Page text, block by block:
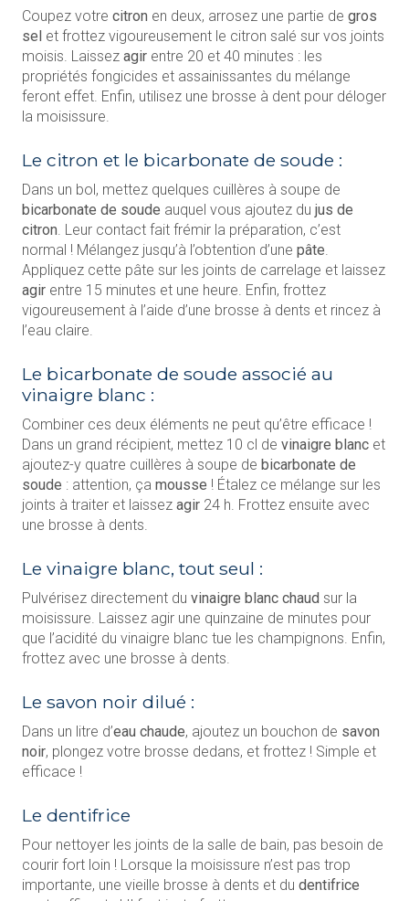
Coupez votre citron en deux, arrosez une partie de gros
sel et frottez vigoureusement le citron salé sur vos joints
moisis. Laissez agir entre 20 et 40 minutes : les
propriétés fongicides et assainissantes du mélange
feront effet. Enfin, utilisez une brosse à dent pour déloger
la moisissure.
Le citron et le bicarbonate de soude :
Dans un bol, mettez quelques cuillères à soupe de
bicarbonate de soude auquel vous ajoutez du jus de
citron. Leur contact fait frémir la préparation, c’est
normal ! Mélangez jusqu’à l’obtention d’une pâte.
Appliquez cette pâte sur les joints de carrelage et laissez
agir entre 15 minutes et une heure. Enfin, frottez
vigoureusement à l’aide d’une brosse à dents et rincez à
l’eau claire.
Le bicarbonate de soude associé au
vinaigre blanc :
Combiner ces deux éléments ne peut qu’être efficace !
Dans un grand récipient, mettez 10 cl de vinaigre blanc et
ajoutez-y quatre cuillères à soupe de bicarbonate de
soude : attention, ça mousse ! Étalez ce mélange sur les
joints à traiter et laissez agir 24 h. Frottez ensuite avec
une brosse à dents.
Le vinaigre blanc, tout seul :
Pulvérisez directement du vinaigre blanc chaud sur la
moisissure. Laissez agir une quinzaine de minutes pour
que l’acidité du vinaigre blanc tue les champignons. Enfin,
frottez avec une brosse à dents.
Le savon noir dilué :
Dans un litre d’eau chaude, ajoutez un bouchon de savon
noir, plongez votre brosse dedans, et frottez ! Simple et
efficace !
Le dentifrice
Pour nettoyer les joints de la salle de bain, pas besoin de
courir fort loin ! Lorsque la moisissure n’est pas trop
importante, une vieille brosse à dents et du dentifrice